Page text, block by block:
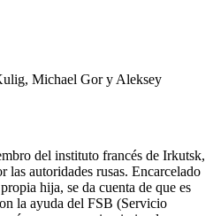
Michael Gor y Aleksey
del instituto francés de Irkutsk,
las autoridades rusas. Encarcelado
hija, se da cuenta de que es
la ayuda del FSB (Servicio